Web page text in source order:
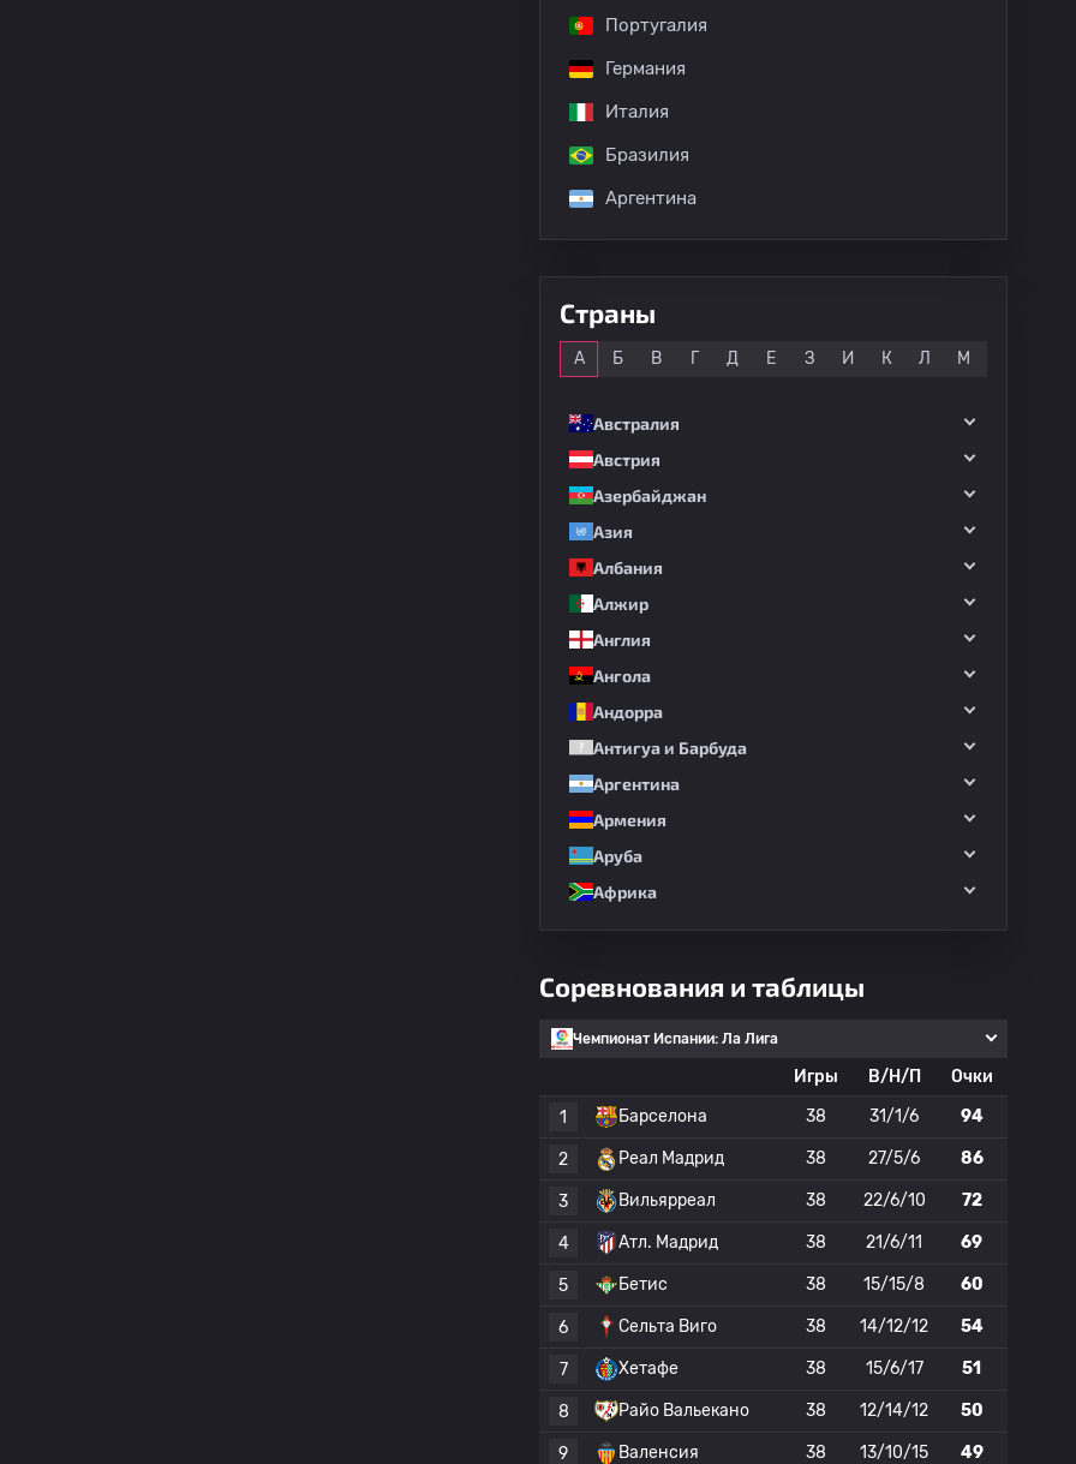
Португалия
Германия
Италия
Бразилия
Аргентина
Страны
А Б В Г Д Е З И К Л М
Австралия
Австрия
Азербайджан
Азия
Албания
Алжир
Англия
Ангола
Андорра
Антигуа и Барбуда
Аргентина
Армения
Аруба
Африка
Соревнования и таблицы
Чемпионат Испании: Ла Лига
Игры В/Н/П
Очки
1
Барселона 38 31/1/6 94
2 Реал Мадрид 38 27/5/6 86
3 Вильярреал 38 22/6/10 72
4 Атл. Мадрид 38 21/6/11 69
5 Бетис 38 15/15/8 60
6 Сельта Виго 38 14/12/12 54
7 Хетафе 38 15/6/17 51
8 Райо Вальекано 38 12/14/12 50
9 Валенсия 38 13/10/15 49